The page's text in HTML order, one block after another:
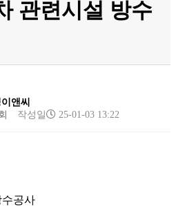
관련시설 방수
앤씨
작성일 25-01-03 13:22
공사